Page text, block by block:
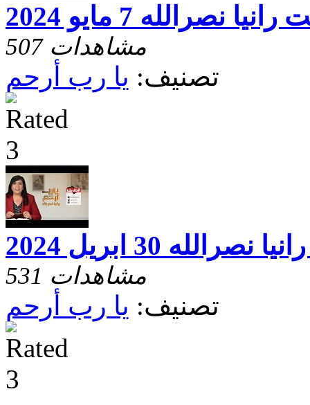
7 مايو 2024
507 مشاهدات
تصنيف: يا رب أرحم
30 ابريل 2024
531 مشاهدات
تصنيف: يا رب أرحم